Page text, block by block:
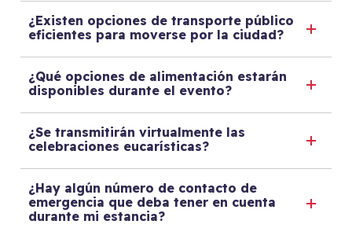
¿Existen opciones de transporte público
eficientes para moverse por la ciudad?
¿Qué opciones de alimentación estarán
disponibles durante el evento?
¿Se transmitirán virtualmente las
celebraciones eucarísticas?
¿Hay algún número de contacto de
emergencia que deba tener en cuenta
durante mi estancia?